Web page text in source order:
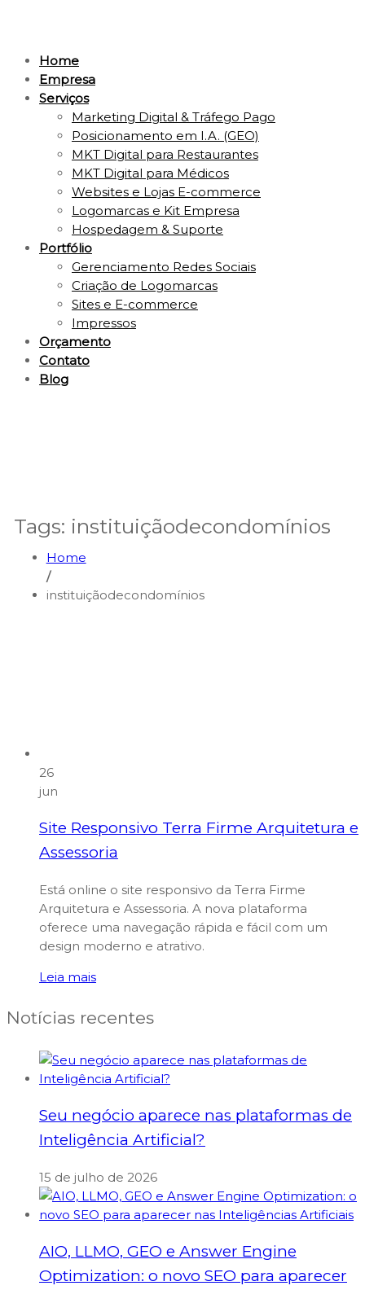
Home
Empresa
Serviços
Marketing Digital & Tráfego Pago
Posicionamento em I.A. (GEO)
MKT Digital para Restaurantes
MKT Digital para Médicos
Websites e Lojas E-commerce
Logomarcas e Kit Empresa
Hospedagem & Suporte
Portfólio
Gerenciamento Redes Sociais
Criação de Logomarcas
Sites e E-commerce
Impressos
Orçamento
Contato
Blog
Tags: instituiçãodecondomínios
Home
/
instituiçãodecondomínios
26
jun
Site Responsivo Terra Firme Arquitetura e
Assessoria
Está online o site responsivo da Terra Firme
Arquitetura e Assessoria. A nova plataforma
oferece uma navegação rápida e fácil com um
design moderno e atrativo.
Leia mais
Notícias recentes
Seu negócio aparece nas plataformas de
Inteligência Artificial?
15 de julho de 2026
AIO, LLMO, GEO e Answer Engine
Optimization: o novo SEO para aparecer